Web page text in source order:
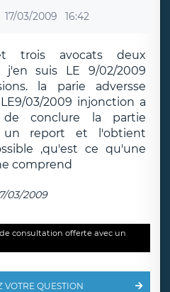
17/03/2009 16:42
trois avocats deux
j'en suis LE 9/02/2009
la parie adversse
03/2009 injonction a
de conclure la partie
un report et l'obtient
,qu'est ce qu'une
comprend
03/2009
consultation offerte avec un
VOTRE QUESTION